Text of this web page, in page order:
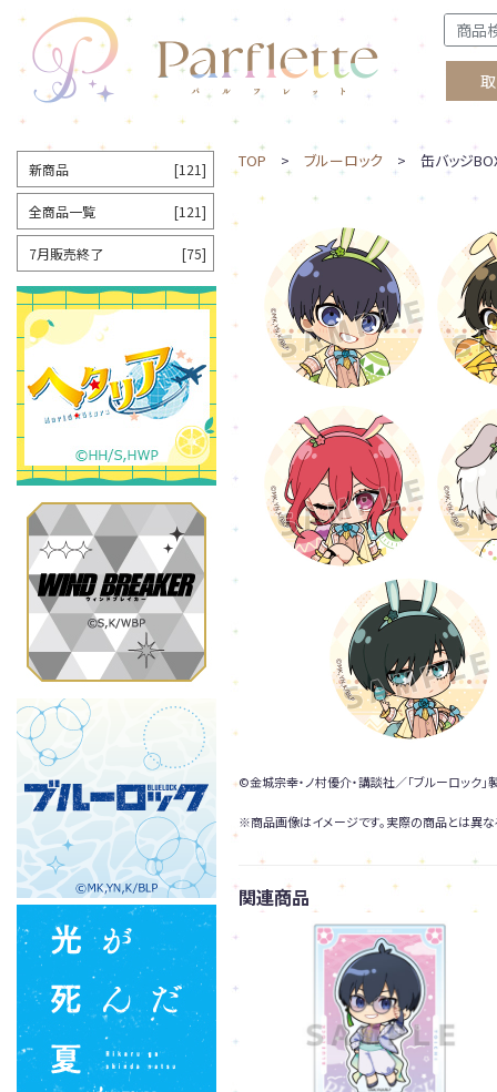
TOP > ブルーロック > 缶バッジBOX
©金城宗幸・ノ村優介・講談社／「ブルーロック」
※商品画像はイメージです。実際の商品とは異な
関連商品
新商品 [121]
全商品一覧 [121]
7月販売終了 [75]